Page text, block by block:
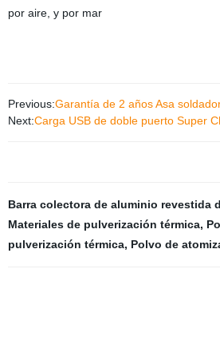
por aire, y por mar
Previous:Garantía de 2 años Asa
Next:Carga USB de doble puerto Super
Barra colectora de aluminio revestida
Materiales de pulverización térmica,
pulverización térmica, Polvo de